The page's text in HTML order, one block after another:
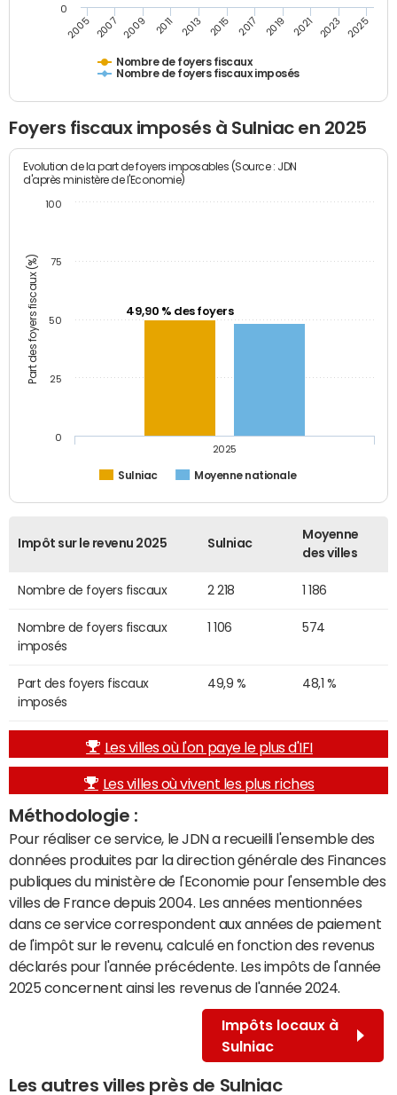
Nombre de foyers fiscaux
Nombre de foyers fiscaux imposés
2005 2007 2009 2011 2013 2015 2017 2019 2021 2023 2025
0
Foyers fiscaux imposés à Sulniac en 2025
Part des foyers fiscaux (%)
Evolution de la part de foyers imposables (Source : JDN
d'après ministère de l'Economie)
49,90 % des foyers
Sulniac Moyenne nationale
2025
0
25
50
75
100
Impôt sur le revenu 2025 Sulniac
Moyenne
des villes
Nombre de foyers fiscaux 2 218 1 186
Nombre de foyers fiscaux
imposés
1 106 574
Part des foyers fiscaux
imposés
49,9 % 48,1 %
Les villes où l'on paye le plus d'IFI
Les villes où vivent les plus riches
Méthodologie :
Pour réaliser ce service, le JDN a recueilli l'ensemble des
données produites par la direction générale des Finances
publiques du ministère de l'Economie pour l'ensemble des
villes de France depuis 2004. Les années mentionnées
dans ce service correspondent aux années de paiement
de l'impôt sur le revenu, calculé en fonction des revenus
déclarés pour l'année précédente. Les impôts de l'année
2025 concernent ainsi les revenus de l'année 2024.
Impôts locaux à
Sulniac
Les autres villes près de Sulniac